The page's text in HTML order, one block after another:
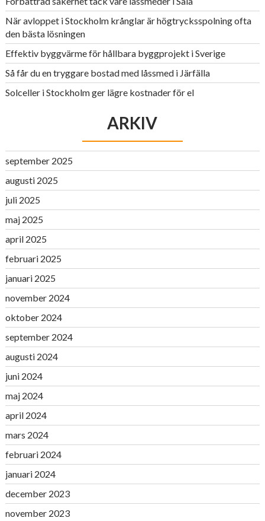
När avloppet i Stockholm krånglar är högtrycksspolning ofta
den bästa lösningen
Effektiv byggvärme för hållbara byggprojekt i Sverige
Så får du en tryggare bostad med låssmed i Järfälla
Solceller i Stockholm ger lägre kostnader för el
ARKIV
september 2025
augusti 2025
juli 2025
maj 2025
april 2025
februari 2025
januari 2025
november 2024
oktober 2024
september 2024
augusti 2024
juni 2024
maj 2024
april 2024
mars 2024
februari 2024
januari 2024
december 2023
november 2023